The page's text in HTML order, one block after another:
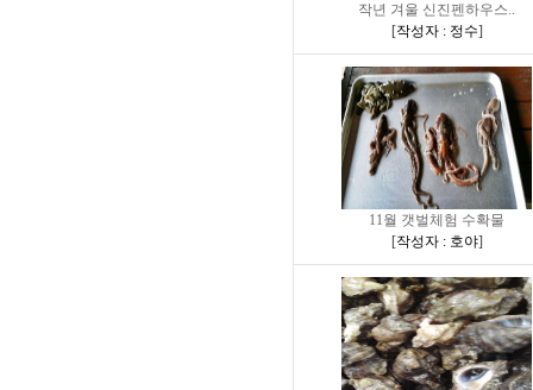
작년 겨울 신진펜하우스..
[작성자 : 정수]
11월 갯벌체험 수확물
[작성자 : 호야]